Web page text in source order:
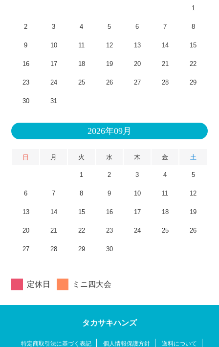
1
2 3 4 5 6 7 8
9 10 11 12 13 14 15
16 17 18 19 20 21 22
23 24 25 26 27 28 29
30 31
2026年09月
日 月 火 水 木 金 土
1 2 3 4 5
6 7 8 9 10 11 12
13 14 15 16 17 18 19
20 21 22 23 24 25 26
27 28 29 30
定休日 ミニ四大会
タカサキハンズ
特定商取引法に基づく表記 個人情報保護方針 送料について